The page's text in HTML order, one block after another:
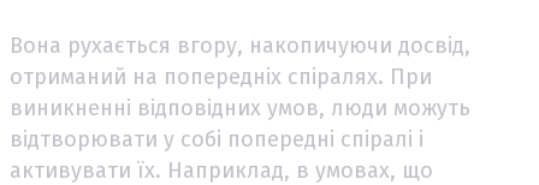
Вона рухається вгору, накопичуючи досвід,
отриманий на попередніх спіралях. При
виникненні відповідних умов, люди можуть
відтворювати у собі попередні спіралі і
активувати їх. Наприклад, в умовах, що